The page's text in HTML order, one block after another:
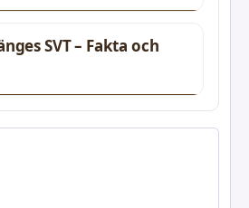
SVT – Fakta och